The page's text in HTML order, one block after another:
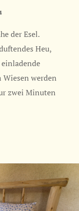
der Esel.
Heu,
Wiesen werden
zwei Minuten